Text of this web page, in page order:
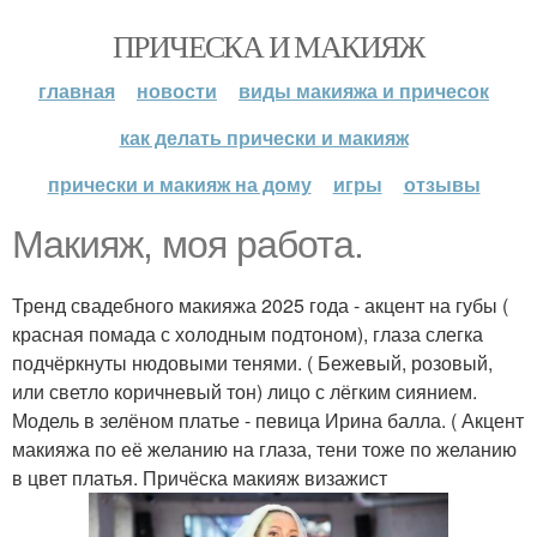
ПРИЧЕСКА И МАКИЯЖ
главная новости
виды макияжа и причесок
как делать прически и макияж
прически и макияж на дому
игры отзывы
Макияж, моя работа.
Тренд свадебного макияжа 2025 года - акцент на губы (
красная помада с холодным подтоном), глаза слегка
подчёркнуты нюдовыми тенями. ( Бежевый, розовый,
или светло коричневый тон) лицо с лёгким сиянием.
Модель в зелёном платье - певица Ирина балла. ( Акцент
макияжа по её желанию на глаза, тени тоже по желанию
в цвет платья. Причёска макияж визажист